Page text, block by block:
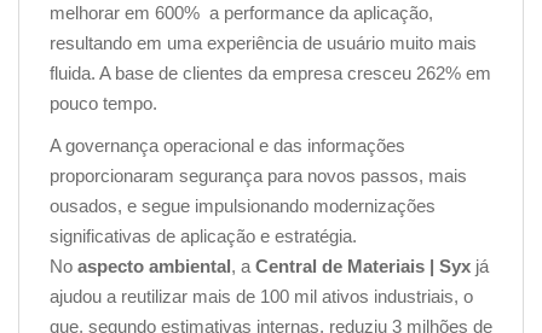
melhorar em 600% a performance da aplicação,
resultando em uma experiência de usuário muito mais
fluida. A base de clientes da empresa cresceu 262% em
pouco tempo.
A governança operacional e das informações
proporcionaram segurança para novos passos, mais
ousados, e segue impulsionando modernizações
significativas de aplicação e estratégia.
No aspecto ambiental, a Central de Materiais | Syx já
ajudou a reutilizar mais de 100 mil ativos industriais, o
que, segundo estimativas internas, reduziu 3 milhões de